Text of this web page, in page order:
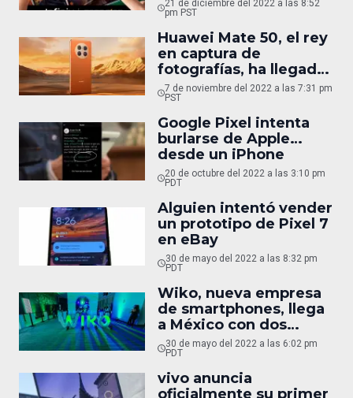
21 de diciembre del 2022 a las 8:52
pm PST
Huawei Mate 50, el rey
en captura de
fotografías, ha llegado
a México
7 de noviembre del 2022 a las 7:31 pm
PST
Google Pixel intenta
burlarse de Apple…
desde un iPhone
20 de octubre del 2022 a las 3:10 pm
PDT
Alguien intentó vender
un prototipo de Pixel 7
en eBay
30 de mayo del 2022 a las 8:32 pm
PDT
Wiko, nueva empresa
de smartphones, llega
a México con dos
opciones
30 de mayo del 2022 a las 6:02 pm
PDT
vivo anuncia
oficialmente su primer